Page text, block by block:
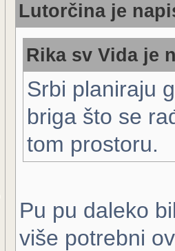
Lutorčina je
Rika sv Vida je
Srbi planiraju
briga što se
tom prostoru.
Pu pu daleko
više potrebni